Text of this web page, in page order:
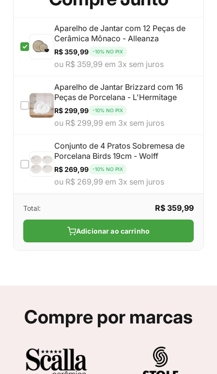
Aparelho de Jantar com 12 Peças de
Cerâmica Mônaco - Alleanza
R$ 359,99 -10% NO PIX
ou R$ 359,99 em 3x sem juros
Aparelho de Jantar Brizzard com 16
Peças de Porcelana - L'Hermitage
R$ 299,99 -10% NO PIX
ou R$ 299,99 em 3x sem juros
Conjunto de 4 Pratos Sobremesa de
Porcelana Birds 19cm - Wolff
R$ 269,99 -10% NO PIX
ou R$ 269,99 em 3x sem juros
Total: R$ 359,99
Adicionar ao carrinho
Compre por marcas